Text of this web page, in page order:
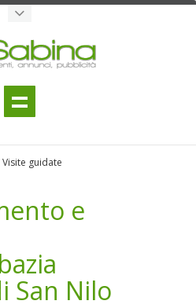
Visite guidate
e
San Nilo